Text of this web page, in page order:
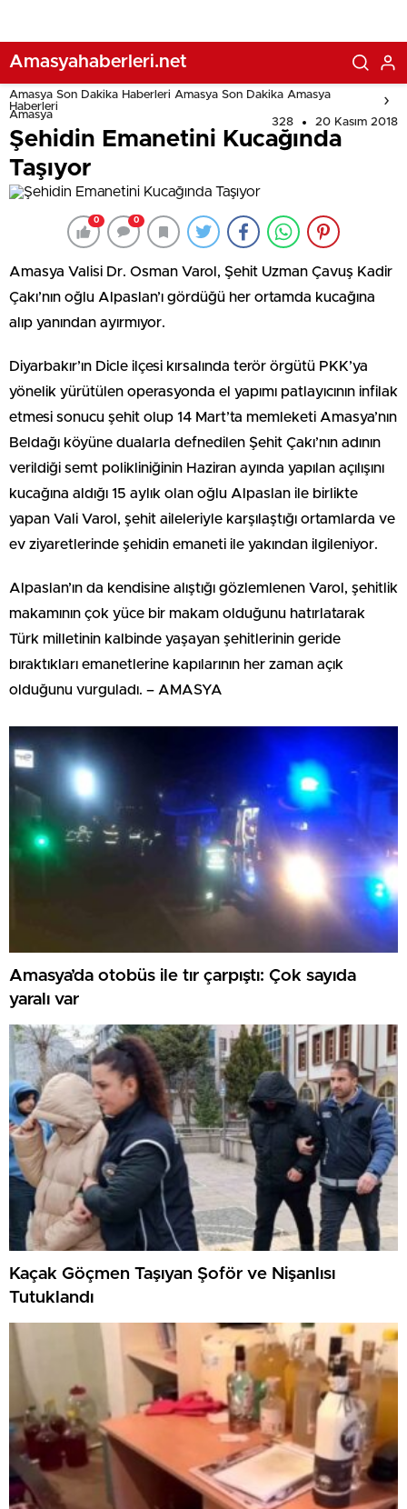
Amasyahaberleri.net
Amasya Son Dakika Haberleri Amasya Son Dakika Amasya
Haberleri
Amasya
328 20 Kasım 2018
Şehidin Emanetini Kucağında
Taşıyor
0 0
Amasya Valisi Dr. Osman Varol, Şehit Uzman Çavuş Kadir
Çakı’nın oğlu Alpaslan’ı gördüğü her ortamda kucağına
alıp yanından ayırmıyor.
Diyarbakır’ın Dicle ilçesi kırsalında terör örgütü PKK’ya
yönelik yürütülen operasyonda el yapımı patlayıcının infilak
etmesi sonucu şehit olup 14 Mart’ta memleketi Amasya’nın
Beldağı köyüne dualarla defnedilen Şehit Çakı’nın adının
verildiği semt polikliniğinin Haziran ayında yapılan açılışını
kucağına aldığı 15 aylık olan oğlu Alpaslan ile birlikte
yapan Vali Varol, şehit aileleriyle karşılaştığı ortamlarda ve
ev ziyaretlerinde şehidin emaneti ile yakından ilgileniyor.
Alpaslan’ın da kendisine alıştığı gözlemlenen Varol, şehitlik
makamının çok yüce bir makam olduğunu hatırlatarak
Türk milletinin kalbinde yaşayan şehitlerinin geride
bıraktıkları emanetlerine kapılarının her zaman açık
olduğunu vurguladı. – AMASYA
Amasya’da otobüs ile tır çarpıştı: Çok sayıda
yaralı var
Kaçak Göçmen Taşıyan Şoför ve Nişanlısı
Tutuklandı